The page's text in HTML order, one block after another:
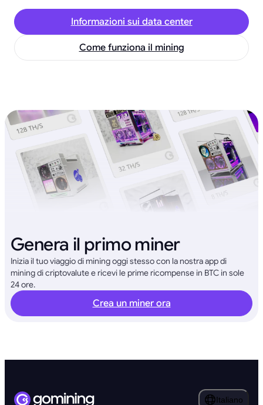
Informazioni sui data center
Come funziona il mining
Genera il primo miner
Inizia il tuo viaggio di mining oggi stesso con la nostra app di
mining di criptovalute e ricevi le prime ricompense in BTC in sole
24 ore.
Crea un miner ora
Italiano